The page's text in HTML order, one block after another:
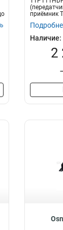
AHD
AHD/CVBS
приёмник
передачи
Наличие:
2